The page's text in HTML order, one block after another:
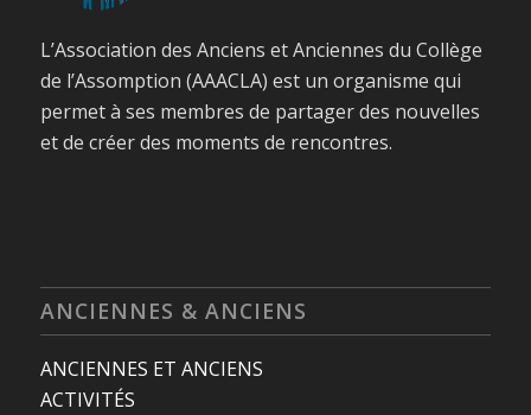
L’Association des Anciens et Anciennes du Collège
de l’Assomption (AAACLA) est un organisme qui
permet à ses membres de partager des nouvelles
et de créer des moments de rencontres.
ANCIENNES & ANCIENS
ANCIENNES ET ANCIENS
ACTIVITÉS